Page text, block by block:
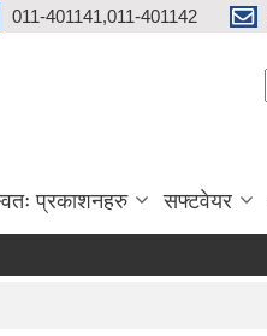
011-401141,011-401142
प्रकाशनहरु सफ्टवेयर